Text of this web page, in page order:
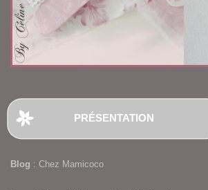
PRÉSENTATION
Blog : Chez Mamicoco